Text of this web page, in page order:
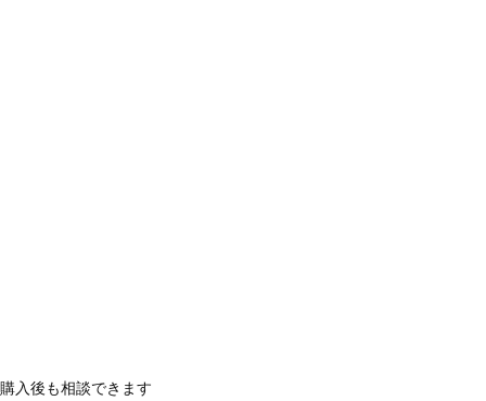
購入後も相談できます